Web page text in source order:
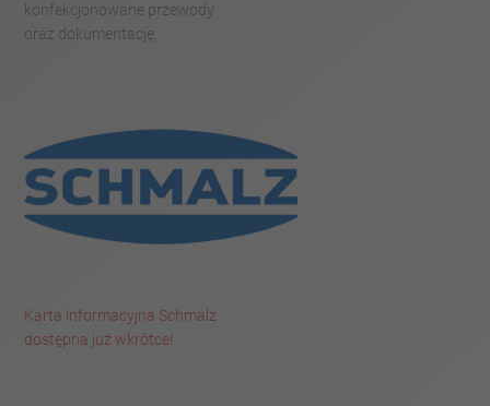
konfekcjonowane przewody
oraz dokumentację.
Karta informacyjna Schmalz
dostępna już wkrótce!